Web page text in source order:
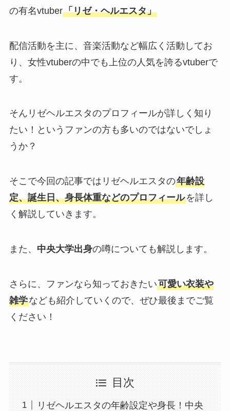
の有名vtuber「リゼ・ヘルエスタ」
配信活動を主に、音楽活動など幅広く活動してお
り、女性vtuberの中でも上位の人気を誇るvtuberで
す。
そんリゼヘルエスタのプロフィールが詳しく知り
たい！というファンの方も多いのではないでしょ
うか？
そこで今回の記事ではリゼヘルエスタの年齢設
定、誕生日、身長体重などのプロフィールを詳し
く解説していきます。
また、 中央大学出身の噂についても解説します。
さらに、ファンなら知っておきたい可愛い衣装や
雑学なども紹介していくので、ぜひ最後までご覧
ください！
目次
リゼヘルエスタの年齢設定や身長！中央